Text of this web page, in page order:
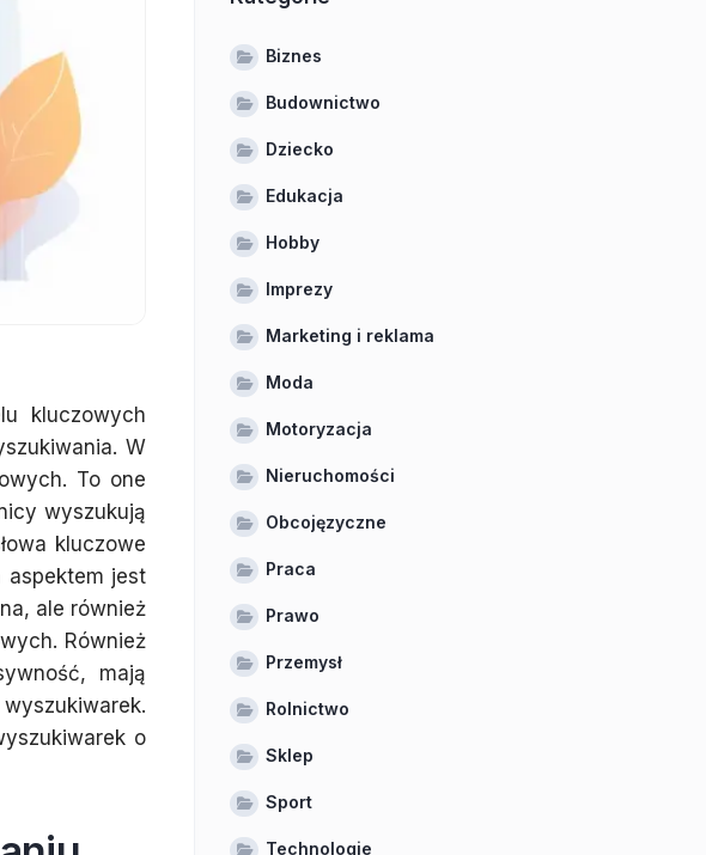
kluczowych
W
To one
wyszukują
kluczowe
aspektem jest
ale również
Również
mają
o
Biznes
Budownictwo
Dziecko
Edukacja
Hobby
Imprezy
Marketing i reklama
Moda
Motoryzacja
Nieruchomości
Obcojęzyczne
Praca
Prawo
Przemysł
Rolnictwo
Sklep
Sport
Technologie